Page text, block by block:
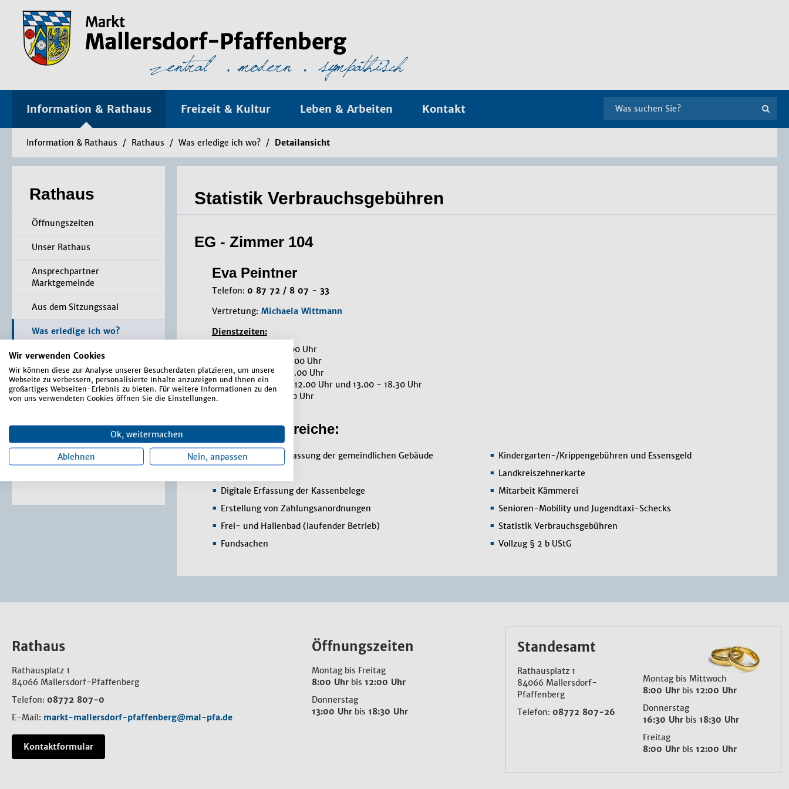
Wir verwenden Cookies
Wir können diese zur Analyse unserer Besucherdaten platzieren, um unsere
Webseite zu verbessern, personalisierte Inhalte anzuzeigen und Ihnen ein
großartiges Webseiten-Erlebnis zu bieten. Für weitere Informationen zu den
von uns verwendeten Cookies öffnen Sie die Einstellungen.
Ok, weitermachen
Ablehnen Nein, anpassen
Information & Rathaus Freizeit & Kultur Leben & Arbeiten Kontakt
Information & Rathaus / Rathaus / Was erledige ich wo? / Detailansicht
Statistik Verbrauchsgebühren
EG - Zimmer 104
Eva Peintner
Telefon: 0 87 72 / 8 07 - 33
Vertretung: Michaela Wittmann
Dienstzeiten:
Montag 08.00 - 12.00 Uhr
Dienstag 08.00 - 12.00 Uhr
Mittwoch 08.00 - 12.00 Uhr
Donnerstag 08.00 - 12.00 Uhr und 13.00 - 18.30 Uhr
Freitag 08.00 - 12.00 Uhr
Aufgabenbereiche:
Betriebskostenerfassung der gemeindlichen Gebäude
Digitale Erfassung der Kassenbelege
Erstellung von Zahlungsanordnungen
Frei- und Hallenbad (laufender Betrieb)
Fundsachen
Kindergarten-/Krippengebühren und Essensgeld
Landkreiszehnerkarte
Mitarbeit Kämmerei
Senioren-Mobility und Jugendtaxi-Schecks
Statistik Verbrauchsgebühren
Vollzug § 2 b UStG
Rathaus
Öffnungszeiten
Unser Rathaus
Ansprechpartner
Marktgemeinde
Aus dem Sitzungssaal
Was erledige ich wo?
Bürger-Service-Portal /
Online Anträge
Formulare
Richtlinien
Markt-Rundschau
Rathaus
Rathausplatz 1
84066 Mallersdorf-Pfaffenberg
Telefon: 08772 807-0
E-Mail: markt-mallersdorf-pfaffenberg@mal-pfa.de
Kontaktformular
Öffnungszeiten
Montag bis Freitag
8:00 Uhrbis 12:00 Uhr
Donnerstag
13:00 Uhrbis 18:30 Uhr
Standesamt
Rathausplatz 1
84066 Mallersdorf-
Pfaffenberg
Telefon:08772 807-26
Montag bis Mittwoch
8:00 Uhr bis 12:00 Uhr
Donnerstag
16:30 Uhr bis 18:30 Uhr
Freitag
8:00 Uhr bis 12:00 Uhr